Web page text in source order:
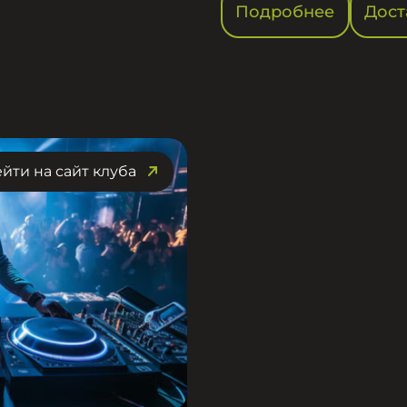
Подробнее
на сайт клуба